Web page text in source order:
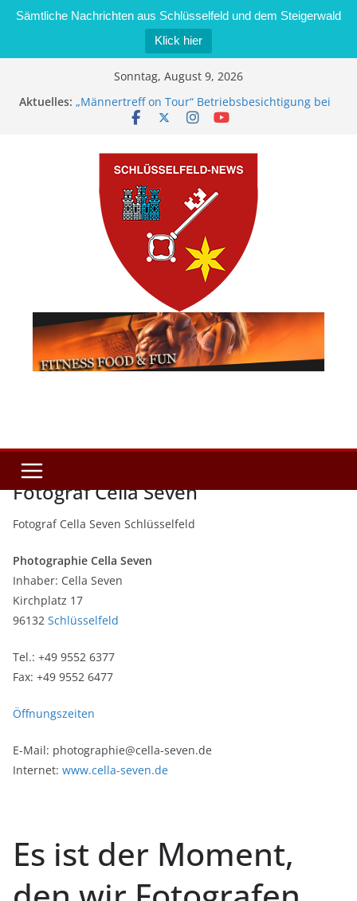
Sämtliche Nachrichten aus Schlüsselfeld und dem Steigerwald
Klick hier
Sonntag, August 9, 2026
Aktuelles: „Männertreff on Tour“ Betriebsbesichtigung bei
der Schreinerei Zimmermann GmbH
Brand in Sägewerk in Bernroth schnell unter
Kontrolle
Stadt Schlüsselfeld bietet Online-Anmeldung für
Kindergartenplätze an
Dieseldiebstahl im Wert von 600 Euro
Fotograf Cella Seven
Fotograf Cella Seven Schlüsselfeld
Photographie Cella Seven
Inhaber: Cella Seven
Kirchplatz 17
96132 Schlüsselfeld
Tel.: +49 9552 6377
Fax: +49 9552 6477
Öffnungszeiten
E-Mail: photographie@cella-seven.de
Internet: www.cella-seven.de
Es ist der Moment,